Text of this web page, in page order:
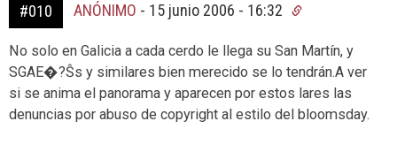
#010 ANÓNIMO - 15 junio 2006 - 16:32
No solo en Galicia a cada cerdo le llega su San Martín, y
SGAE�?Ŝs y similares bien merecido se lo tendrán.A ver
si se anima el panorama y aparecen por estos lares las
denuncias por abuso de copyright al estilo del bloomsday.